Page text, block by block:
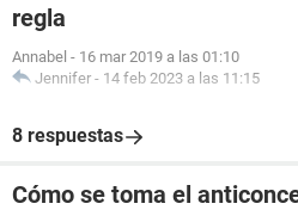
regla
Annabel - 16 mar 2019 a las 01:10
Jennifer - 14 feb 2023 a las 11:15
8 respuestas
Cómo se toma el